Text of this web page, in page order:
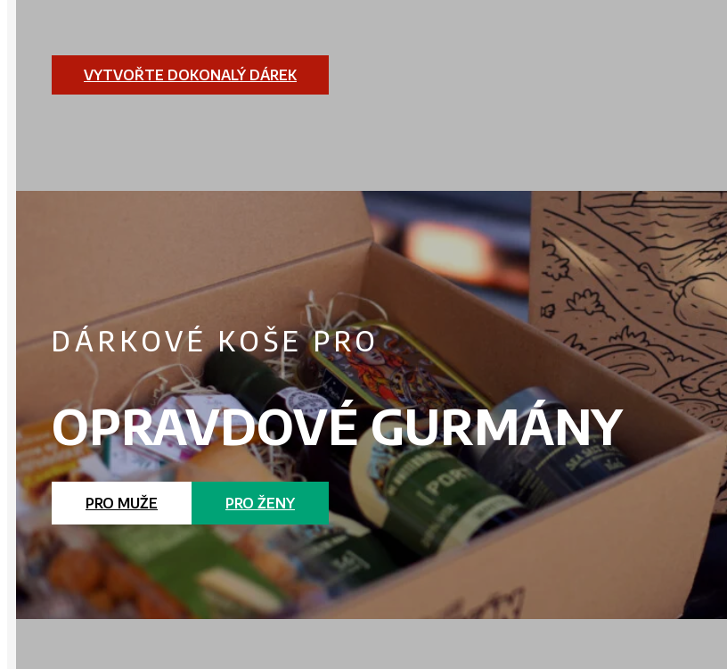
VYTVOŘTE DOKONALÝ DÁREK
DÁRKOVÉ KOŠE PRO
OPRAVDOVÉ GURMÁNY
PRO MUŽE PRO ŽENY